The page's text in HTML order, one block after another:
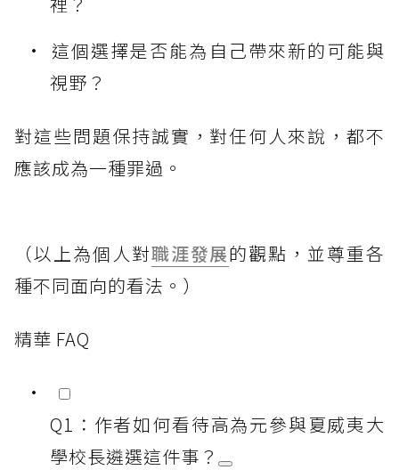
這個選擇是否能為自己帶來新的可能與
視野？
對這些問題保持誠實，對任何人來說，都不
應該成為一種罪過。
（以上為個人對職涯發展的觀點，並尊重各
種不同面向的看法。）
精華 FAQ
Q1：作者如何看待高為元參與夏威夷大
學校長遴選這件事？